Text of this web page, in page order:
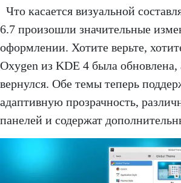
Что касается визуальной
6.7 произошли значительные
оформлении. Хотите верьте,
Oxygen из KDE 4 была
вернулся. Обе темы теперь
адаптивную прозрачность,
панелей и содержат